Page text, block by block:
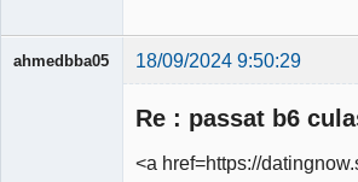
ahmedbba05 18/09/2024 9:50:29
Re : passat b6
<a href=https://